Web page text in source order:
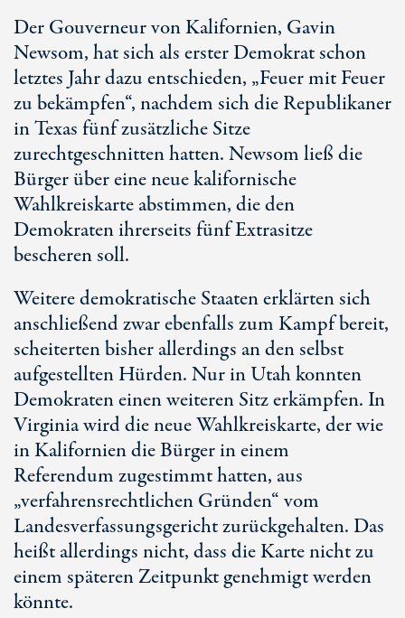
Der Gouverneur von Kalifornien, Gavin
Newsom, hat sich als erster Demokrat schon
letztes Jahr dazu entschieden, „Feuer mit Feuer
zu bekämpfen“, nachdem sich die Republikaner
in Texas fünf zusätzliche Sitze
zurechtgeschnitten hatten. Newsom ließ die
Bürger über eine neue kalifornische
Wahlkreiskarte abstimmen, die den
Demokraten ihrerseits fünf Extrasitze
bescheren soll.
Weitere demokratische Staaten erklärten sich
anschließend zwar ebenfalls zum Kampf bereit,
scheiterten bisher allerdings an den selbst
aufgestellten Hürden. Nur in Utah konnten
Demokraten einen weiteren Sitz erkämpfen. In
Virginia wird die neue Wahlkreiskarte, der wie
in Kalifornien die Bürger in einem
Referendum zugestimmt hatten, aus
„verfahrensrechtlichen Gründen“ vom
Landesverfassungsgericht zurückgehalten. Das
heißt allerdings nicht, dass die Karte nicht zu
einem späteren Zeitpunkt genehmigt werden
könnte.